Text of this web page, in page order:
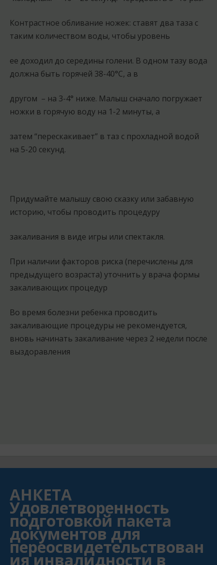
Контрастное обливание ножек: ставят два таза с
таким количеством воды, чтобы уровень
ее доходил до середины голени. В одном тазу вода
должна быть горячей 38-40°С, а в
другом – на 3-4° ниже. Малыш сначало погружает
ножки в горячую воду на 1-2 минуты, а
затем “перескакивает” в таз с прохладной водой
на 5-20 секунд.
Придумайте малышу свою сказку или забавную
историю, чтобы проводить процедуру
закаливания в виде игры или спектакля.
При наличии факторов риска (перечислены для
предыдущего возраста) уточнить у врача формы
закаливающих процедур
Во время болезни ребенка проводить
закаливающие процедуры не рекомендуется,
вновь начинать закаливание через 2 недели после
выздоравления
АНКЕТА
Удовлетворенность
подготовкой пакета
документов для
переосвидетельствован
ия инвалидности в